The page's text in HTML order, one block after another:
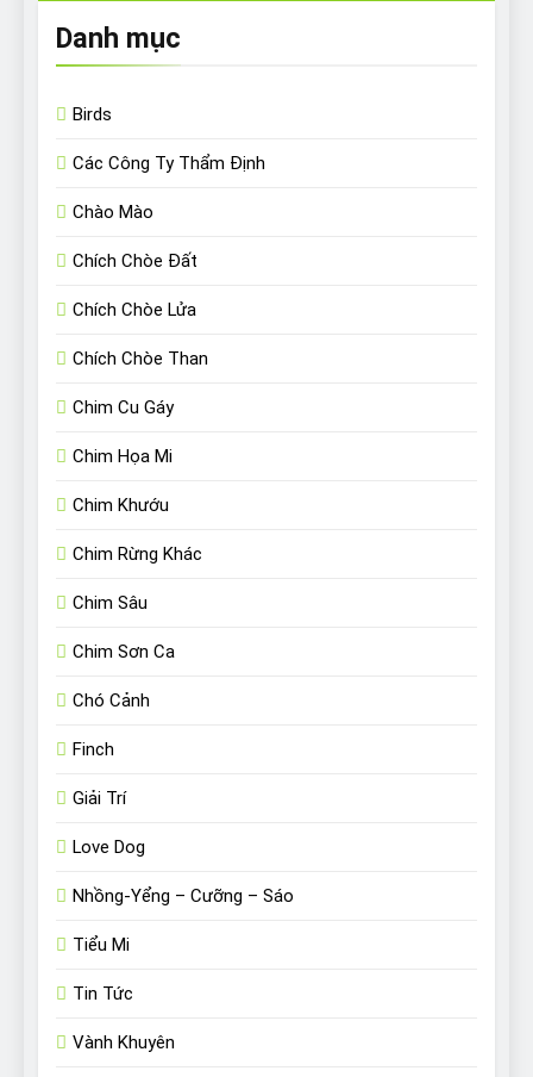
Danh mục
Birds
Các Công Ty Thẩm Định
Chào Mào
Chích Chòe Đất
Chích Chòe Lửa
Chích Chòe Than
Chim Cu Gáy
Chim Họa Mi
Chim Khướu
Chim Rừng Khác
Chim Sâu
Chim Sơn Ca
Chó Cảnh
Finch
Giải Trí
Love Dog
Nhồng-Yểng – Cưỡng – Sáo
Tiểu Mi
Tin Tức
Vành Khuyên